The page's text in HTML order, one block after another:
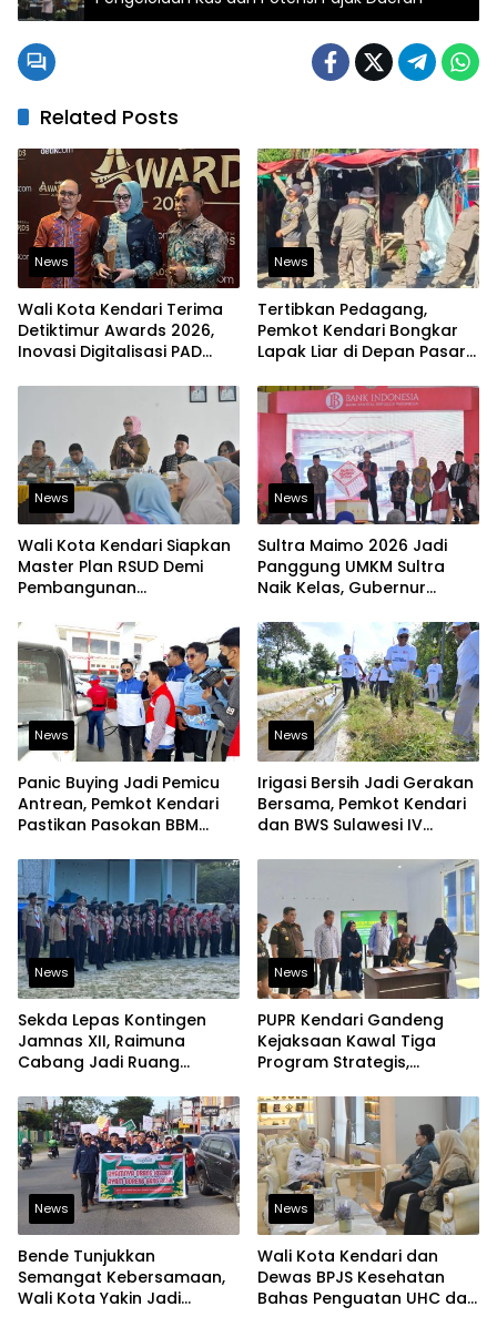
Related Posts
News
Wali Kota Kendari Terima
Detiktimur Awards 2026,
Inovasi Digitalisasi PAD
News
Tertibkan Pedagang,
Pemkot Kendari Bongkar
Lapak Liar di Depan Pasar
News
Wali Kota Kendari Siapkan
Master Plan RSUD Demi
Pembangunan
News
Sultra Maimo 2026 Jadi
Panggung UMKM Sultra
Naik Kelas, Gubernur
Tembus Pasar Ekspor
News
Panic Buying Jadi Pemicu
Antrean, Pemkot Kendari
Pastikan Pasokan BBM
News
Irigasi Bersih Jadi Gerakan
Bersama, Pemkot Kendari
dan BWS Sulawesi IV
Pangan
News
Sekda Lepas Kontingen
Jamnas XII, Raimuna
Cabang Jadi Ruang
dan Berjiwa Pemimpin
News
PUPR Kendari Gandeng
Kejaksaan Kawal Tiga
Program Strategis,
Bangun Infrastruktur
Berintegritas
News
Bende Tunjukkan
Semangat Kebersamaan,
Wali Kota Yakin Jadi
News
Wali Kota Kendari dan
Dewas BPJS Kesehatan
Bahas Penguatan UHC dan